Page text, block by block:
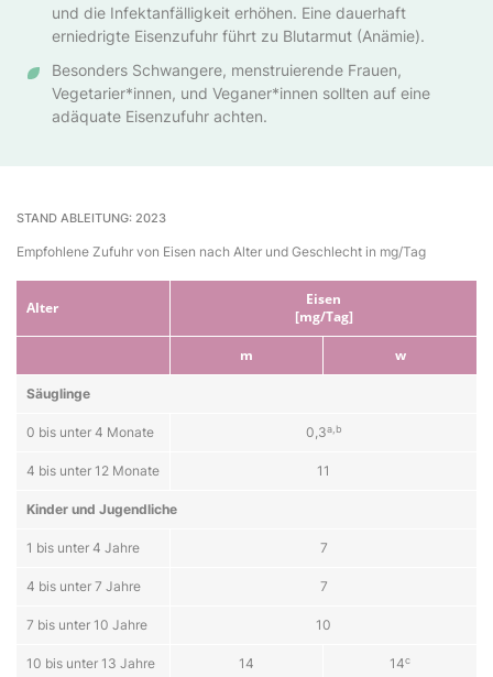
und die Infektanfälligkeit erhöhen. Eine dauerhaft
erniedrigte Eisenzufuhr führt zu Blutarmut (Anämie).
Besonders Schwangere, menstruierende Frauen,
Vegetarier*innen, und Veganer*innen sollten auf eine
adäquate Eisenzufuhr achten.
STAND ABLEITUNG: 2023
Empfohlene Zufuhr von Eisen nach Alter und Geschlecht in mg/Tag
Al­ter
Ei­sen
[mg/Tag]
m w
Säug­lin­ge
0 bis un­ter 4 Mo­na­te 0,3a,b
4 bis un­ter 12 Mo­na­te 11
Kin­der und Ju­gend­lich­e
1 bis un­ter 4 Jah­re 7
4 bis un­ter 7 Jah­re 7
7 bis un­ter 10 Jah­re 10
10 bis un­ter 13 Jah­re 14 14c